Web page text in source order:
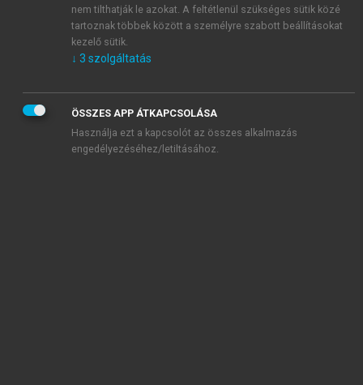
mersz.huoldalak licencszerződéseiben foglaltakat
tudomásul veszem és elfogadom.
KIPRÓBÁLOM
nem tilthatják le azokat. A feltétlenül szükséges sütik közé
tartoznak többek között a személyre szabott beállításokat
kezelő sütik.
↓ 3 szolgáltatás
ÖSSZES APP ÁTKAPCSOLÁSA
Használja ezt a kapcsolót az összes alkalmazás
engedélyezéséhez/letiltásához.